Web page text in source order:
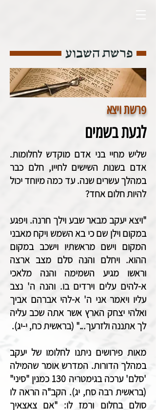
פרשת השבוע
פרשת ויצא
לגעת בשמים
שליש מחיי בני אדם מוקדש לחלומות.
אדם בשנות השישים לחייו, חלם כבר
במהלך עשרים שנה. עד כמה מיוחד יכול
להיות חלום אחד?
"ויצא יעקב מבאר שבע וילך חרנה. ויפגע
במקום וילן שם כי בא השמש ויקח מאבני
המקום וישם מראשתיו וישכב במקום
ההוא. ויחלם והנה סלם מצב ארצה
וראשו מגיע השמימה והנה מלאכי
א-להים עלים וירדים בו. והנה ה' נצב
עליו ויאמר אני ה' א-להי אברהם אביך
ואלהי יצחק הארץ אשר אתה שכב עליה
לך אתננה ולזרעך..." (בראשית כח, י-יג).
מאות פירושים ניתנו לחלומו של יעקב
במהלך הדורות. המדרש אומר שהמילה
'סלם' ערכה בגימטריה 130 כמנין "סיני"
(בראשית רבה סח, יג). הקב"ה הראה לו
סולם בחלום ורמז לו: "אם צאצאיך